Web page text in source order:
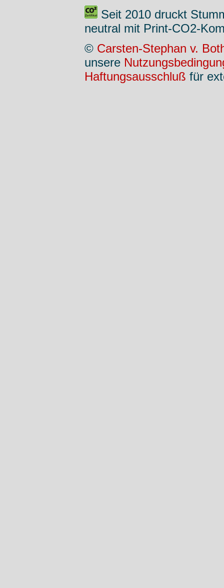
Seit 2010 druckt
neutral mit Print-CO2-
© Carsten-Stephan v.
unsere
Haftungsausschluß für